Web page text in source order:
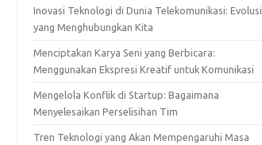
Inovasi Teknologi di Dunia Telekomunikasi: Evolusi
yang Menghubungkan Kita
Menciptakan Karya Seni yang Berbicara:
Menggunakan Ekspresi Kreatif untuk Komunikasi
Mengelola Konflik di Startup: Bagaimana
Menyelesaikan Perselisihan Tim
Tren Teknologi yang Akan Mempengaruhi Masa